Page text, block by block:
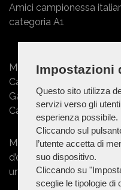
Impostazioni
Questo sito utilizza
servizi verso gli
esperienza possibile.
Cliccando sul
l’utente accetta di
suo dispositivo.
Cliccando su
sceglie le tipologie di
Amici campionessa
categoria A1
Marche - Giovani atleti
Camerino protagonisti al
Gala di Roma con la
Camerino
Marche - CUS Camerino,
d’oro ai Campionati
universitari